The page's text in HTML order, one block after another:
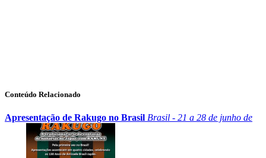
Conteúdo Relacionado
Apresentação de Rakugo no Brasil Brasil - 21 a 28 de junho de